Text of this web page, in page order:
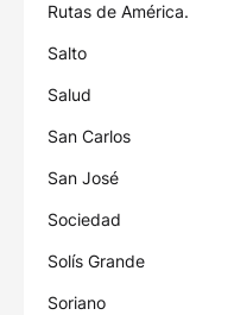
Rutas de América.
Salto
Salud
San Carlos
San José
Sociedad
Solís Grande
Soriano